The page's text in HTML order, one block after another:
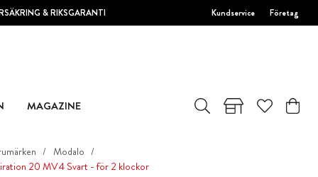
& RIKSGARANTI Kundservice Företag
MAGAZINE
Modalo
20 MV4 Svart - för 2 klockor